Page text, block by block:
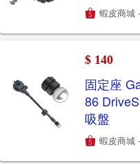
蝦皮商城
$ 140
固定座
86
吸盤
蝦皮商城